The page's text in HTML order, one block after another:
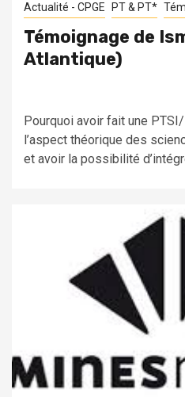
Actualité - CPGE PT & PT*
Témoignage de
Atlantique)
Pourquoi avoir fait une
l’aspect théorique des
et avoir la possibilité